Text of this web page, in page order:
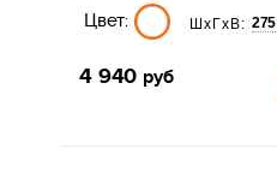
Цвет: ШхГхВ: 275
4 940 руб